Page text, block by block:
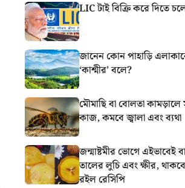
LIC টাই বিক্রি করে দিতে
জানেন কোন পাহাড়ি
‘কাশ্মীর’ বলে?
মৌমাছি বা বোলতা
কাজ, কমবে জ্বালা এবং ব্যথা
জন্মাষ্টমীর ভোগে এইভাবেই
তালের লুচি এবং ক্ষীর,
রইল রেসিপি